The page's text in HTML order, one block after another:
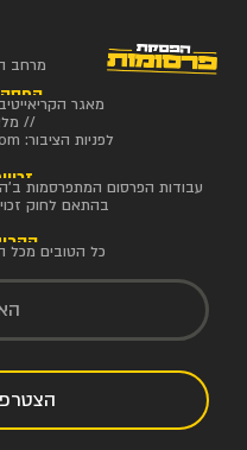
מרחב
מאגר
//
לפניות הציבור:
עבודות הפרסום המתפרסמות
בהתאם לחוק זכויות
כל הטובים מכל